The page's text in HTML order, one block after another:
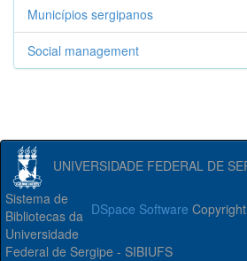
Municípios sergipanos
Social management
UNIVERSIDADE FEDERAL DE
DSpace Software
Sistema de
Bibliotecas da
Universidade
Federal de Sergipe - SIBIUFS